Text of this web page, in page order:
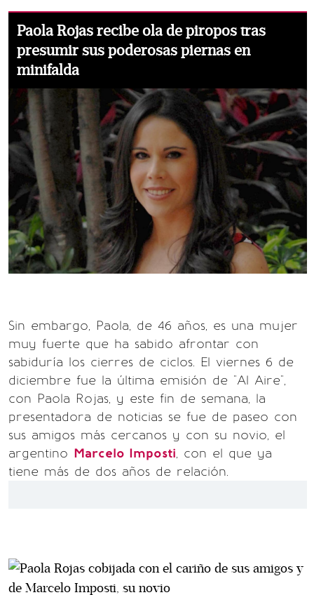
Paola Rojas recibe ola de piropos tras
presumir sus poderosas piernas en
minifalda
Sin embargo, Paola, de 46 años, es una mujer
muy fuerte que ha sabido afrontar con
sabiduría los cierres de ciclos. El viernes 6 de
diciembre fue la última emisión de "Al Aire",
con Paola Rojas, y este fin de semana, la
presentadora de noticias se fue de paseo con
sus amigos más cercanos y con su novio, el
argentino Marcelo Imposti, con el que ya
tiene más de dos años de relación.